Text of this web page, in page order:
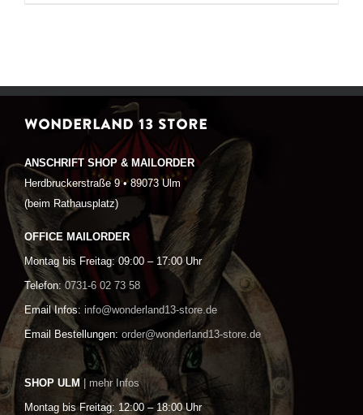
WONDERLAND 13 STORE
ANSCHRIFT SHOP & MAILORDER
Herdbruckerstraße 9 • 89073 Ulm
(beim Rathausplatz)
OFFICE MAILORDER
Montag bis Freitag: 09:00 – 17:00 Uhr
Telefon: 0731-6 02 73 58
Email Infos: info@wonderland13-store.de
Email Bestellungen: order@wonderland13-store.de
SHOP ULM | mehr Infos
Montag bis Freitag: 12:00 – 18:00 Uhr